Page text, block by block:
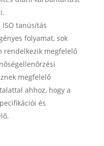
tanúsítás
folyamat, sok
rendelkezik megfelelő
megfelelő
ahhoz, hogy a
és